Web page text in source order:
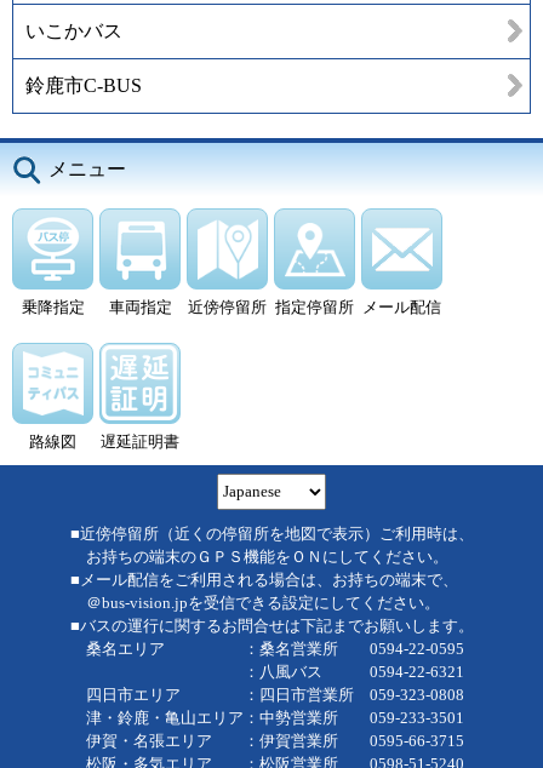
いこかバス
鈴鹿市C-BUS
メニュー
乗降指定 車両指定 近傍停留所 指定停留所 メール配信
路線図 遅延証明書
■近傍停留所（近くの停留所を地図で表示）ご利用時は、
お持ちの端末のＧＰＳ機能をＯＮにしてください。
■メール配信をご利用される場合は、お持ちの端末で、
＠bus-vision.jpを受信できる設定にしてください。
■バスの運行に関するお問合せは下記までお願いします。
桑名エリア ：桑名営業所 0594-22-0595
：八風バス 0594-22-6321
四日市エリア ：四日市営業所 059-323-0808
津・鈴鹿・亀山エリア：中勢営業所 059-233-3501
伊賀・名張エリア ：伊賀営業所 0595-66-3715
松阪・多気エリア ：松阪営業所 0598-51-5240